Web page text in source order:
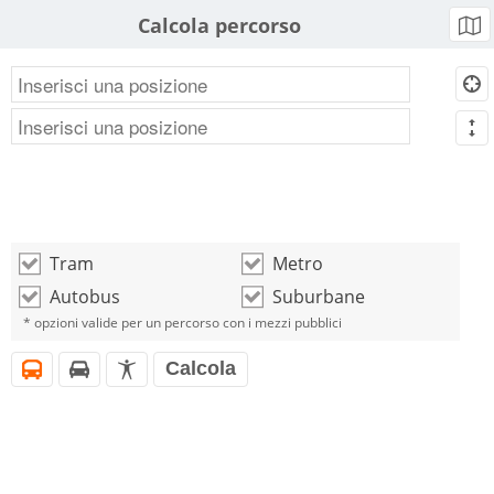
Calcola percorso b
d
m
o Tram o Metro
o Autobus o Suburbane
* opzioni valide per un percorso con i mezzi pubblici
i h l Calcola